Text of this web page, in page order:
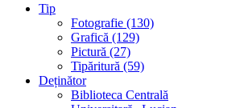
Tip
Fotografie (130)
Grafică (129)
Pictură (27)
Tipăritură (59)
Deținător
Biblioteca Centrală